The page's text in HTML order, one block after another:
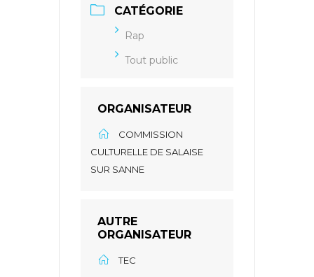
CATÉGORIE
Rap
Tout public
ORGANISATEUR
COMMISSION
CULTURELLE DE SALAISE
SUR SANNE
AUTRE
ORGANISATEUR
TEC